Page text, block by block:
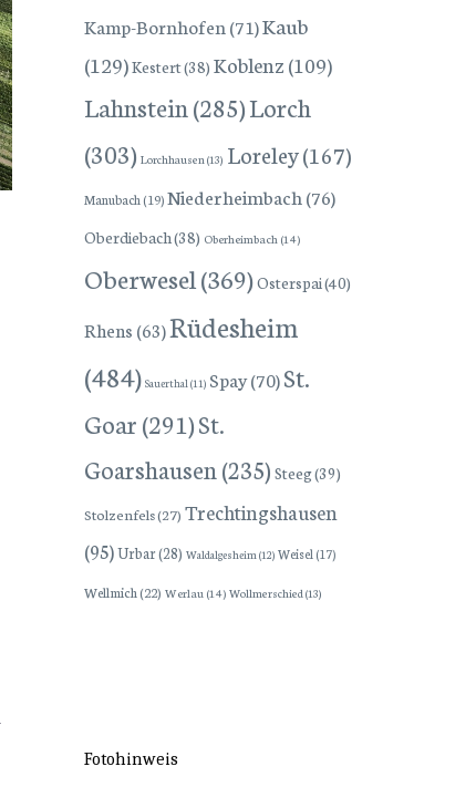
Kamp-Bornhofen (71)Kaub
(129)Kestert(38) Koblenz(109)
Lahnstein(285)Lorch
(303) Lorchhausen (13) Loreley(167)
Manubach (19) Niederheimbach (76)
Oberdiebach(38) Oberheimbach (14)
Oberwesel(369)Osterspai(40)
Rhens (63)Rüdesheim
(484) Sauerthal(11) Spay(70)St.
Goar(291)St.
Goarshausen (235) Steeg(39)
Stolzenfels(27) Trechtingshausen
(95)Urbar(28) Waldalgesheim(12) Weisel (17)
Wellmich (22) Werlau (14) Wollmerschied (13)
Fotohinweis